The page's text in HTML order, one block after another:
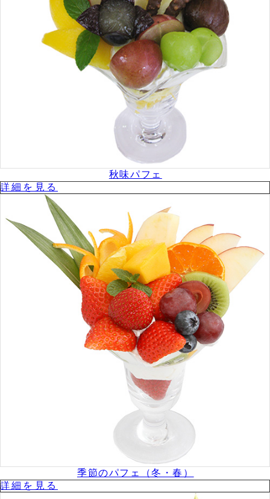
秋味パフェ
詳細を⾒る
季節のパフェ（冬・春）
詳細を⾒る